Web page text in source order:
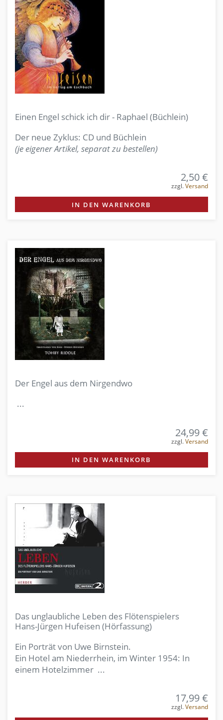
Einen Engel schick ich dir - Raphael (Büchlein)
Der neue Zyklus: CD und Büchlein
(je eigener Artikel, separat zu bestellen)
2,50 €
zzgl.Versand
IN DEN WARENKORB
Der Engel aus dem Nirgendwo
...
24,99 €
zzgl.Versand
IN DEN WARENKORB
Das unglaubliche Leben des Flötenspielers
Hans-Jürgen Hufeisen (Hörfassung)
Ein Porträt von Uwe Birnstein.
Ein Hotel am Niederrhein, im Winter 1954: In
einem Hotelzimmer ...
17,99 €
zzgl.Versand